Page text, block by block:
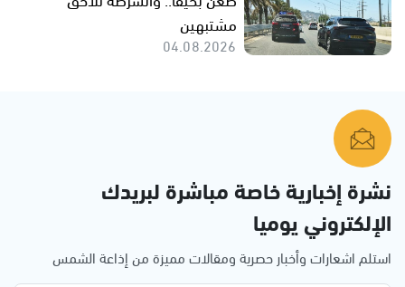
مشتبهين
04.08.2026
نشرة إخبارية خاصة مباشرة لبريدك
الإلكتروني يوميا
استلم اشعارات وأخبار حصرية ومقالات مميزة من إذاعة الشمس